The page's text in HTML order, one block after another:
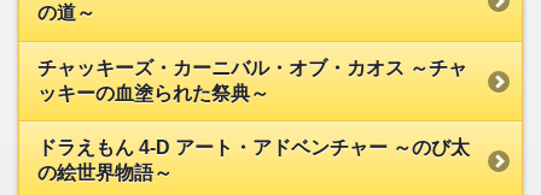
の道～
チャッキーズ・カーニバル・オブ・カオス ～チャ
ッキーの血塗られた祭典～
ドラえもん 4-D アート・アドベンチャー ～のび太
の絵世界物語～